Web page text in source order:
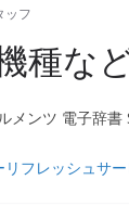
ッフ
種な
メンツ 電子辞書
フレッシュサ